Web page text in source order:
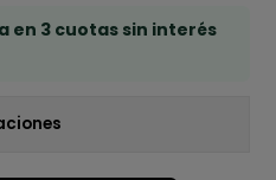
en 3 cuotas sin interés